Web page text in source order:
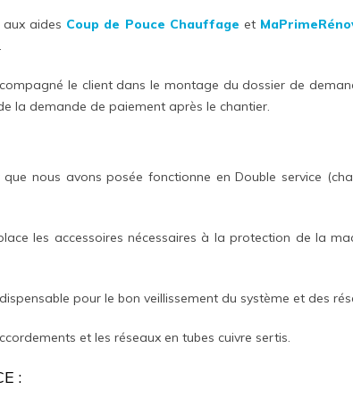
aides Coup de Pouce Chauffage et
le client dans le montage du dossier de
la demande de paiement après le chantier.
que nous avons posée fonctionne en Double service
les accessoires nécessaires à la protection de la
pour le bon veillissement du système et des
et les réseaux en tubes cuivre sertis.
: